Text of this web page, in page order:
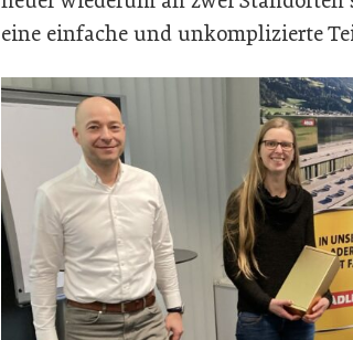
eine einfache und unkomplizierte